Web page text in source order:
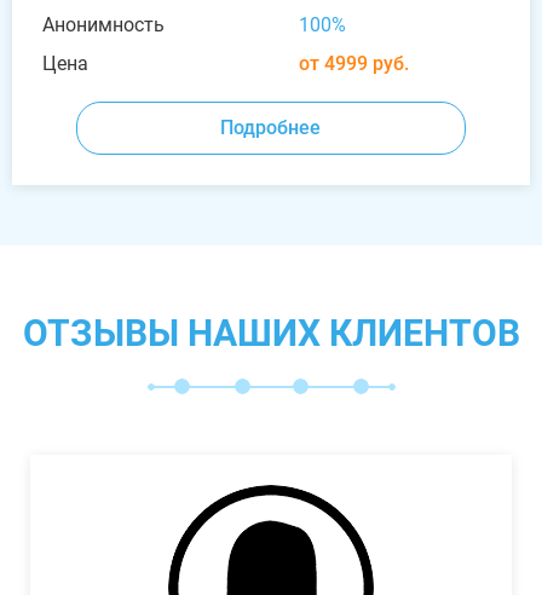
Анонимность
100%
Цена
от 4999 руб.
Подробнее
ОТЗЫВЫ НАШИХ КЛИЕНТОВ